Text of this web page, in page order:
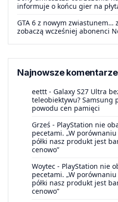
informuje o końcu gier na
GTA 6 z nowym zwiastunem…
zobaczą wcześniej abonenci
Najnowsze komentarze
eettt - Galaxy S27 Ultra
teleobiektywu? Samsung
powodu cen pamięci
Grześ - PlayStation nie
pecetami. „W
półki nasz produkt jest
cenowo”
Woytec - PlayStation nie
pecetami. „W
półki nasz produkt jest
cenowo”